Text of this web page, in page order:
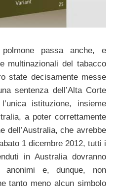
passa anche, e
multinazionali del tabacco
state decisamente messe
sentenza dell’Alta Corte
istituzione, insieme
a poter correttamente
dell’Australia, che avrebbe
1 dicembre 2012, tutti i
in Australia dovranno
e, dunque, non
tanto meno alcun simbolo